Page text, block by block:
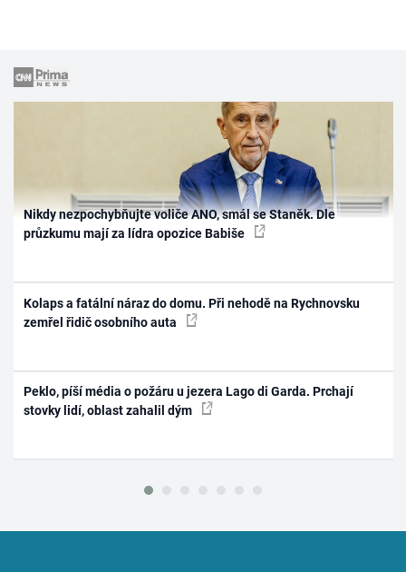
Nikdy nezpochybňujte voliče ANO, smál se Staněk. Dle
průzkumu mají za lídra opozice Babiše
Kolaps a fatální náraz do domu. Při nehodě na Rychnovsku
zemřel řidič osobního auta
Peklo, píší média o požáru u jezera Lago di Garda. Prchají
stovky lidí, oblast zahalil dým